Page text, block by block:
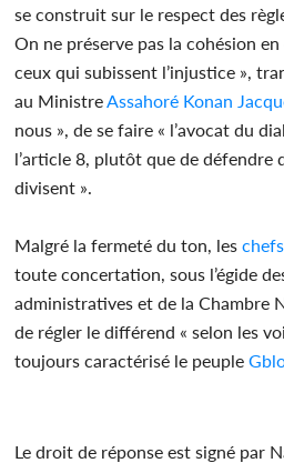
se construit sur le respect des
On ne préserve pas la cohésion
ceux qui subissent l’injustice »,
au Ministre Assahoré Konan
nous », de se faire « l’avocat du
l’article 8, plutôt que de défendre
divisent ».
Malgré la fermeté du ton, les chefs
toute concertation, sous l’égide
administratives et de la Chambre
de régler le différend « selon les
toujours caractérisé le peuple
Le droit de réponse est signé par